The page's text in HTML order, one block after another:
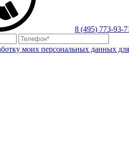
8 (495) 773-93-
моих персональных данных